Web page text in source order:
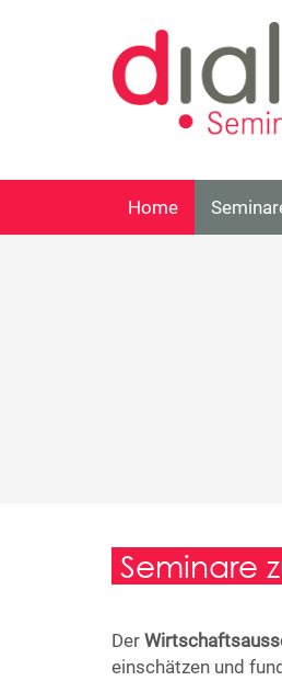
Home
Seminare
Der
einschätzen und